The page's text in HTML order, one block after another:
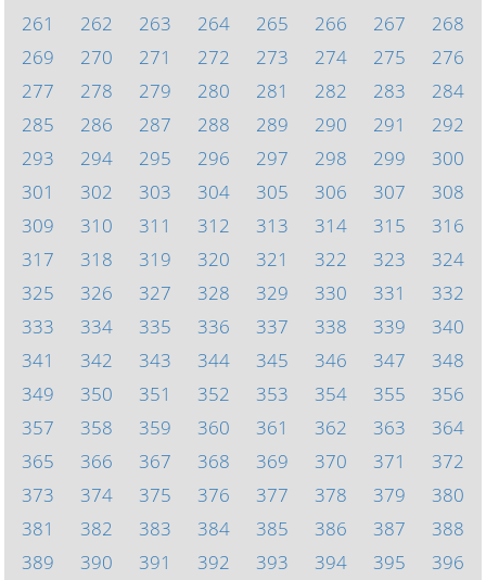
261
262 263 264 265 266 267
268
269
270 271 272 273 274 275
276
277
278 279 280 281 282 283
284
285
286 287 288 289 290 291
292
293
294 295 296 297 298 299
300
301
302 303 304 305 306 307
308
309
310 311 312 313 314 315
316
317
318 319 320 321 322 323
324
325
326 327 328 329 330 331
332
333
334 335 336 337 338 339
340
341
342 343 344 345 346 347
348
349
350 351 352 353 354 355
356
357
358 359 360 361 362 363
364
365
366 367 368 369 370 371
372
373
374 375 376 377 378 379
380
381
382 383 384 385 386 387
388
389
390 391 392 393 394 395 396